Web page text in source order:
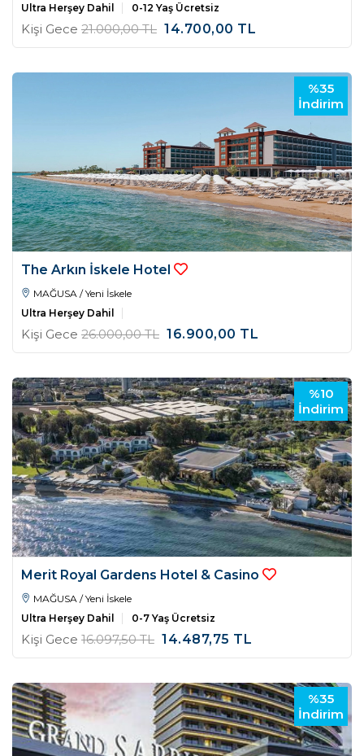
Ultra Herşey Dahil
0-12 Yaş Ücretsiz
Kişi Gece 21.000,00TL 14.700,00 TL
%35
İndirim
The Arkın İskele Hotel
MAĞUSA / Yeni İskele
Ultra Herşey Dahil
Kişi Gece 26.000,00TL 16.900,00 TL
%10
İndirim
Merit Royal Gardens Hotel & Casino
MAĞUSA / Yeni İskele
Ultra Herşey Dahil
0-7 Yaş Ücretsiz
Kişi Gece 16.097,50TL 14.487,75 TL
%35
İndirim